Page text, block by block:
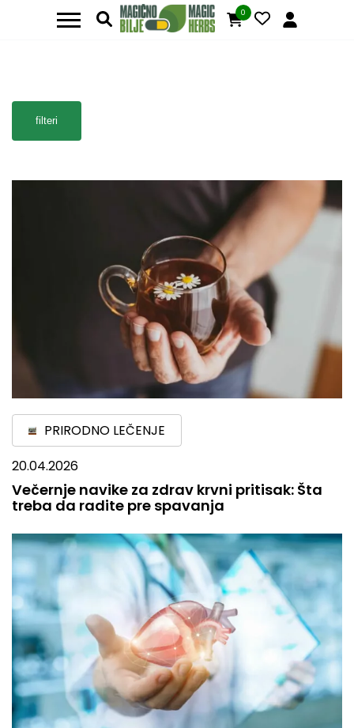
0
filteri
PRIRODNO LEČENJE
20.04.2026
Večernje navike za zdrav krvni pritisak: Šta
treba da radite pre spavanja